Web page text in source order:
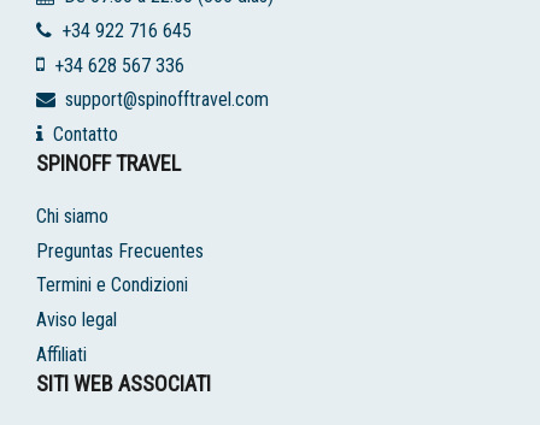
+34 922 716 645
+34 628 567 336
support@spinofftravel.com
Contatto
SPINOFF TRAVEL
Chi siamo
Preguntas Frecuentes
Termini e Condizioni
Aviso legal
Affiliati
SITI WEB ASSOCIATI